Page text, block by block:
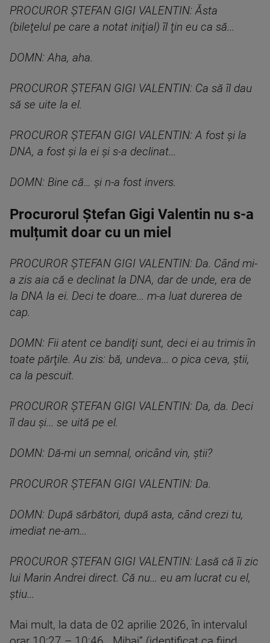
PROCUROR ȘTEFAN GIGI VALENTIN: Ăsta
(bileţelul pe care a notat iniţial) îl ţin eu ca să...
DOMN: Aha, aha.
PROCUROR ȘTEFAN GIGI VALENTIN: Ca să îl dau
să se uite la el.
PROCUROR ȘTEFAN GIGI VALENTIN: A fost şi la
DNA, a fost şi la ei şi s-a declinat...
DOMN: Bine că… şi n-a fost invers.
Procurorul Ștefan Gigi Valentin nu s-a
mulțumit doar cu un miel
PROCUROR ȘTEFAN GIGI VALENTIN: Da. Când mi-
a zis aia că e declinat la DNA, dar de unde, era de
la DNA la ei. Deci te doare... m-a luat durerea de
cap.
DOMN: Fii atent ce bandiţi sunt, deci ei au trimis în
toate părţile. Au zis: bă, undeva... o pica ceva, ştii,
ca la pescuit.
PROCUROR ȘTEFAN GIGI VALENTIN: Da, da. Deci
îl dau şi... se uită pe el.
DOMN: Dă-mi un semnal, oricând vin, ştii?
PROCUROR ȘTEFAN GIGI VALENTIN: Da.
DOMN: După sărbători, după asta, când crezi tu,
imediat ne-am...
PROCUROR ȘTEFAN GIGI VALENTIN: Lasă că îi zic
lui Marin Andrei direct. Că nu... eu am lucrat cu el,
ştiu...
Mai mult, la data de 02 aprilie 2026, în intervalul